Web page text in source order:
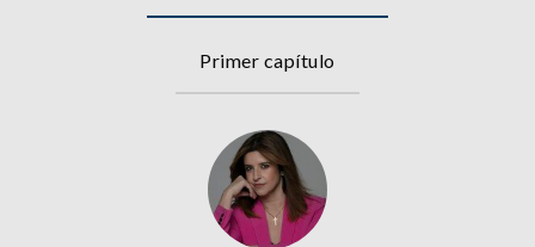
Primer capítulo